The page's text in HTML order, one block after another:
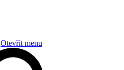
Otevřít menu